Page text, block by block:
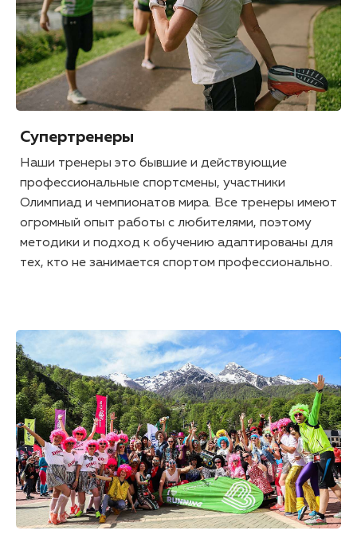
Супертренеры
Наши тренеры это бывшие и действующие
профессиональные спортсмены, участники
Олимпиад и чемпионатов мира. Все тренеры имеют
огромный опыт работы с любителями, поэтому
методики и подход к обучению адаптированы для
тех, кто не занимается спортом профессионально.